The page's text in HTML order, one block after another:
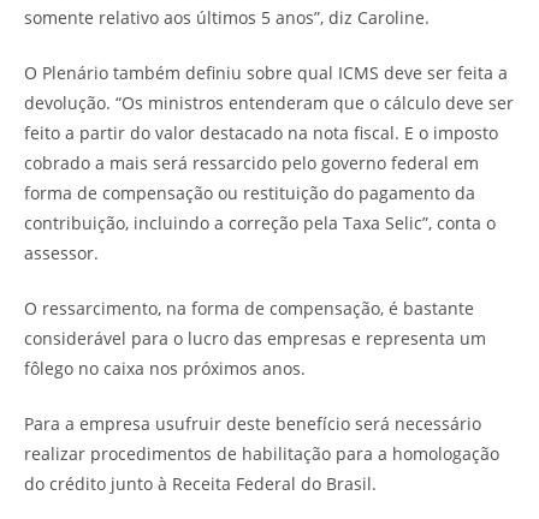
somente relativo aos últimos 5 anos”, diz Caroline.
O Plenário também definiu sobre qual ICMS deve ser feita a
devolução. “Os ministros entenderam que o cálculo deve ser
feito a partir do valor destacado na nota fiscal. E o imposto
cobrado a mais será ressarcido pelo governo federal em
forma de compensação ou restituição do pagamento da
contribuição, incluindo a correção pela Taxa Selic”, conta o
assessor.
O ressarcimento, na forma de compensação, é bastante
considerável para o lucro das empresas e representa um
fôlego no caixa nos próximos anos.
Para a empresa usufruir deste benefício será necessário
realizar procedimentos de habilitação para a homologação
do crédito junto à Receita Federal do Brasil.